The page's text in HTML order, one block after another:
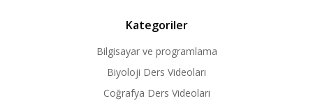
Kategoriler
Bilgisayar ve programlama
Biyoloji Ders Videoları
Coğrafya Ders Videoları